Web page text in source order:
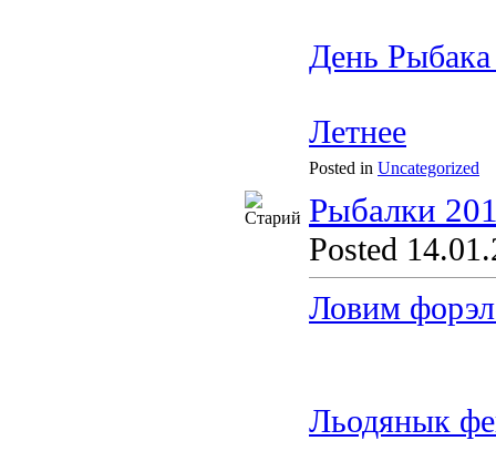
День Рыбака
Летнее
Posted in Uncategorized
Рыбалки
Posted
Ловим
Льодянык